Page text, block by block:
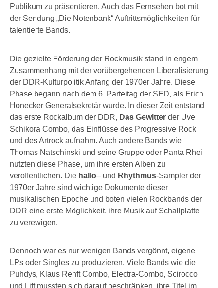
Publikum zu präsentieren. Auch das Fernsehen bot mit
der Sendung „Die Notenbank“ Auftrittsmöglichkeiten für
talentierte Bands.
Die gezielte Förderung der Rockmusik stand in engem
Zusammenhang mit der vorübergehenden Liberalisierung
der DDR-Kulturpolitik Anfang der 1970er Jahre. Diese
Phase begann nach dem 6. Parteitag der SED, als Erich
Honecker Generalsekretär wurde. In dieser Zeit entstand
das erste Rockalbum der DDR, Das Gewitter der Uve
Schikora Combo, das Einflüsse des Progressive Rock
und des Artrock aufnahm. Auch andere Bands wie
Thomas Natschinski und seine Gruppe oder Panta Rhei
nutzten diese Phase, um ihre ersten Alben zu
veröffentlichen. Die hallo– und Rhythmus-Sampler der
1970er Jahre sind wichtige Dokumente dieser
musikalischen Epoche und boten vielen Rockbands der
DDR eine erste Möglichkeit, ihre Musik auf Schallplatte
zu verewigen.
Dennoch war es nur wenigen Bands vergönnt, eigene
LPs oder Singles zu produzieren. Viele Bands wie die
Puhdys, Klaus Renft Combo, Electra-Combo, Scirocco
und Lift mussten sich darauf beschränken, ihre Titel im